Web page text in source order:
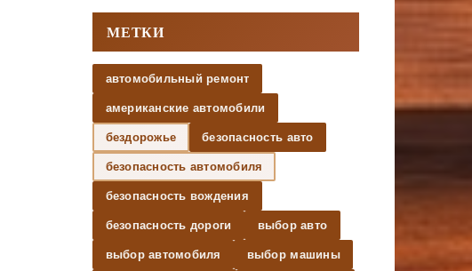
МЕТКИ
автомобильный ремонт
американские автомобили
бездорожье безопасность авто
безопасность автомобиля
безопасность вождения
безопасность дороги выбор авто
выбор автомобиля выбор машины